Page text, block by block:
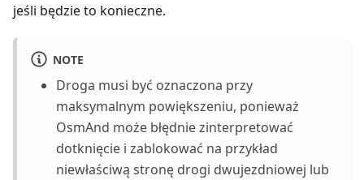
jeśli będzie to konieczne.
NOTE
Droga musi być oznaczona przy
maksymalnym powiększeniu, ponieważ
OsmAnd może błędnie zinterpretować
dotknięcie i zablokować na przykład
niewłaściwą stronę drogi dwujezdniowej lub